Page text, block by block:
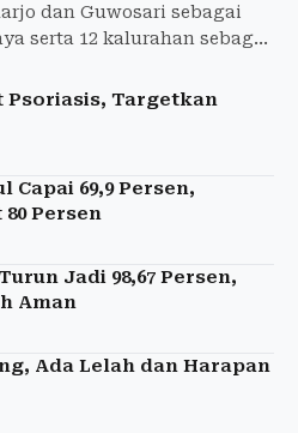
dan Guwosari sebagai
serta 12 kalurahan sebagai
Psoriasis, Targetkan
Capai 69,9 Persen,
Persen
Jadi 98,67 Persen,
Aman
Ada Lelah dan Harapan